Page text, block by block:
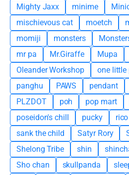
Mighty Jaxx
minime
mischievous cat
moetch
momiji
monsters
mr pa
Mr.Giraffe Mupa
Oleander Workshop
one little
panghu
PAWS pendant
PLZDOT
poh pop mart
poseidon's chill
pucky rico
sank the child
Satyr Rory
Shelong Tribe
shin
Sho chan
skullpanda